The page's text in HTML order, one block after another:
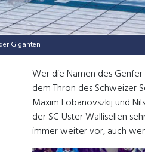
Giganten
Wer die Namen des
dem Thron des Schweizer
Maxim Lobanovszkij und
der SC Uster Wallisellen
immer weiter vor, auch